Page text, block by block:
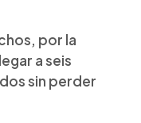
por la
a seis
sin perder